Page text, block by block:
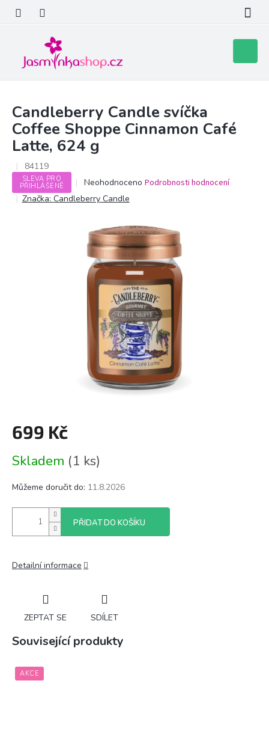
obsah
košík
Candleberry Candle svíčka
Coffee Shoppe Cinnamon Café
Latte, 624 g
84119
SLEVA PRO
PŘIHLÁŠENÉ
Průměrné
hodnocení
produktu
hvězdiček.
Neohodnoceno Podrobnosti hodnocení
Značka: Candleberry Candle
699 Kč
cena:
Skladem (1 ks)
Můžeme doručit do: 11.8.2026
PŘIDAT DO KOŠÍKU
Detailní informace
ZEPTAT SE SDÍLET
Související produkty
AKCE